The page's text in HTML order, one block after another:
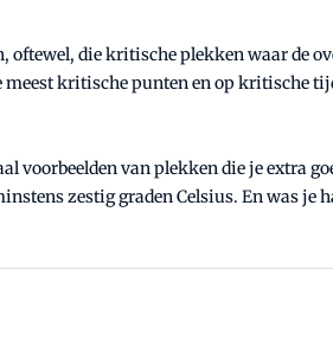
oftewel, die kritische plekken waar de
kritische punten en op kritische
voorbeelden van plekken die je extra
zestig graden Celsius. En was je